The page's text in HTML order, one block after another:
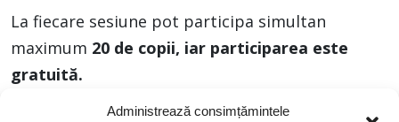
Administrează consimțămintele
La fiecare sesiune pot participa simultan
maximum 20 de copii, iar participarea este
gratuită.
Vă așteptăm la o experiență plină de imaginație,